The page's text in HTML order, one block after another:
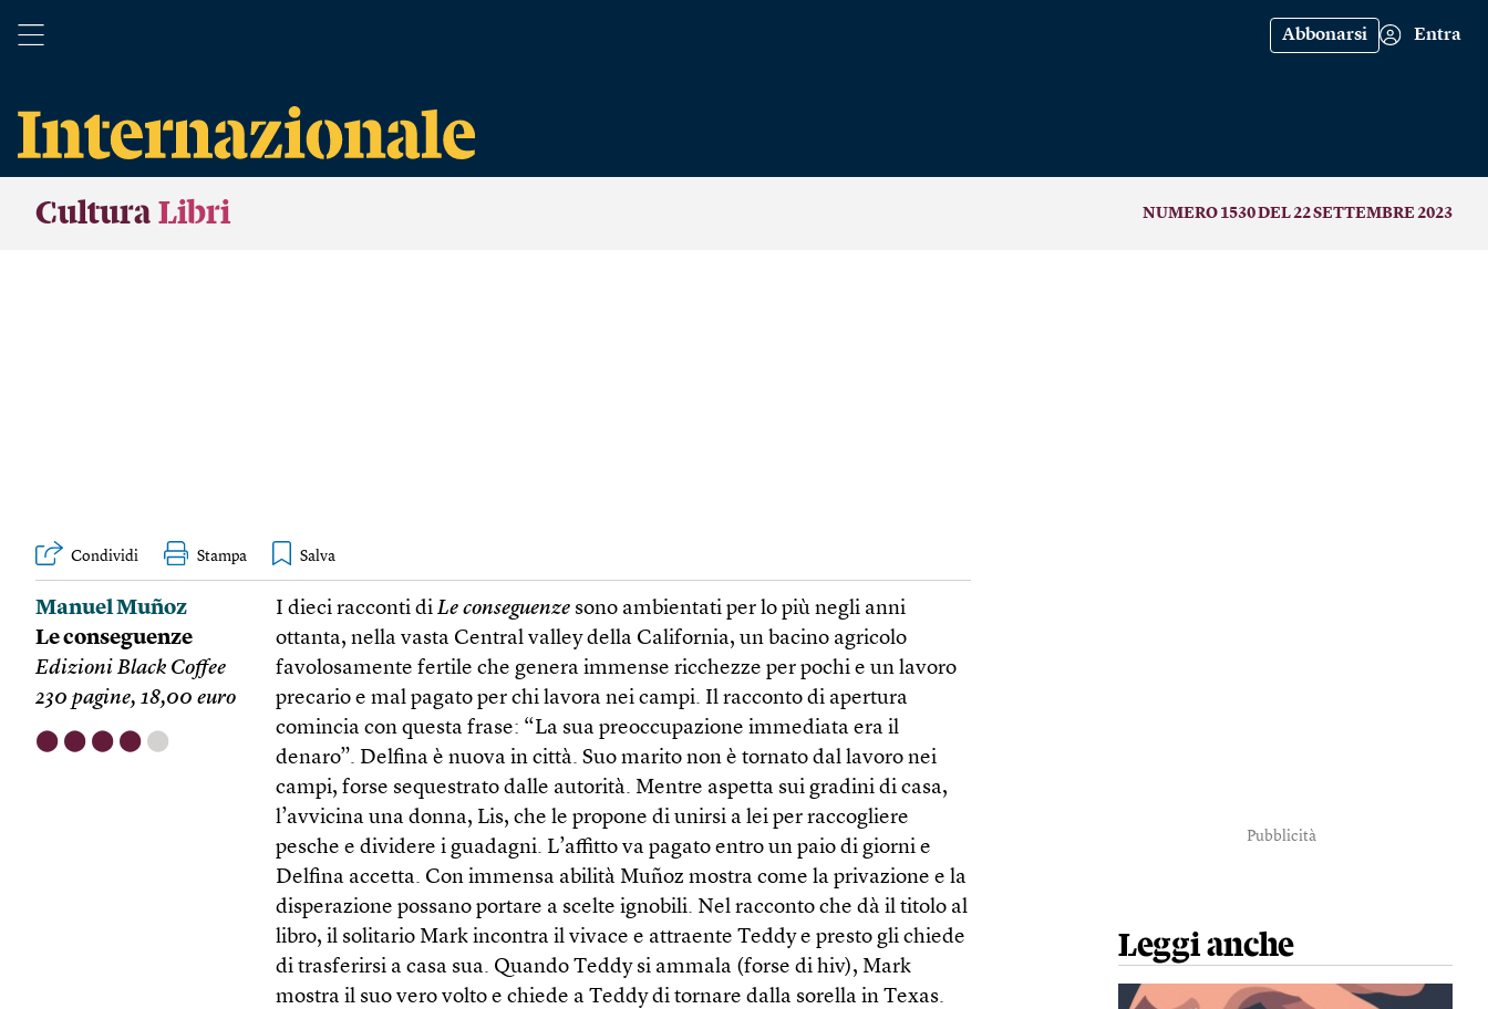
Abbonarsi Entra
Cultura Libri NUMERO 1530 DEL 22 SETTEMBRE 2023
Condividi Stampa
Manuel Muñoz
Le conseguenze
Edizioni Black Coffee
230 pagine, 18,00 euro
⬤ ⬤ ⬤ ⬤ ⬤
I dieci racconti diLe conseguenze sono ambientati per lo più negli anni
ottanta, nella vasta Central valley della California, un bacino agricolo
favolosamente fertile che genera immense ricchezze per pochi e un lavoro
precario e mal pagato per chi lavora nei campi. Il racconto di apertura
comincia con questa frase: “La sua preoccupazione immediata era il
denaro”. Delfina è nuova in città. Suo marito non è tornato dal lavoro nei
campi, forse sequestrato dalle autorità. Mentre aspetta sui gradini di casa,
l’avvicina una donna, Lis, che le propone di unirsi a lei per raccogliere
pesche e dividere i guadagni. L’affitto va pagato entro un paio di giorni e
Delfina accetta. Con immensa abilità Muñoz mostra come la privazione e la
disperazione possano portare a scelte ignobili. Nel racconto che dà il titolo al
libro, il solitario Mark incontra il vivace e attraente Teddy e presto gli chiede
di trasferirsi a casa sua. Quando Teddy si ammala (forse di hiv), Mark
mostra il suo vero volto e chiede a Teddy di tornare dalla sorella in Texas.
Pubblicità
Leggi anche